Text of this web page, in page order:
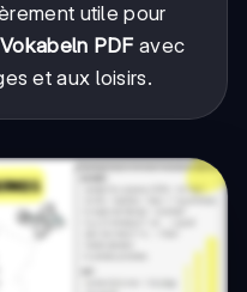
utile pour
PDF avec
et aux loisirs.